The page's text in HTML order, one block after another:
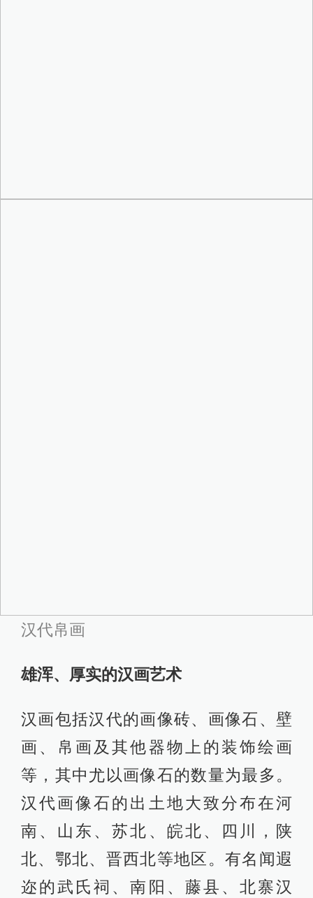
汉代帛画
雄浑、厚实的汉画艺术
汉画包括汉代的画像砖、画像石、壁
画、帛画及其他器物上的装饰绘画
等，其中尤以画像石的数量为最多。
汉代画像石的出土地大致分布在河
南、山东、苏北、皖北、四川，陕
北、鄂北、晋西北等地区。有名闻遐
迩的武氏祠、南阳、藤县、北寨汉